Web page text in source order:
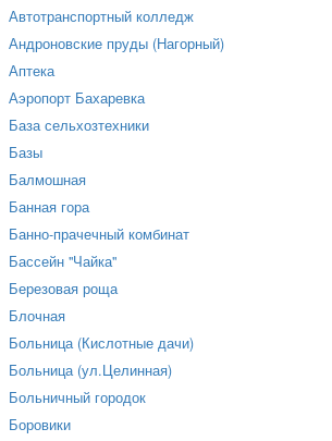
Автотранспортный колледж
Андроновские пруды (Нагорный)
Аптека
Аэропорт Бахаревка
База сельхозтехники
Базы
Балмошная
Банная гора
Банно-прачечный комбинат
Бассейн "Чайка"
Березовая роща
Блочная
Больница (Кислотные дачи)
Больница (ул.Целинная)
Больничный городок
Боровики